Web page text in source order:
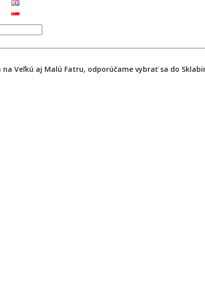
Veľkú aj Malú Fatru, odporúčame vybrať sa do